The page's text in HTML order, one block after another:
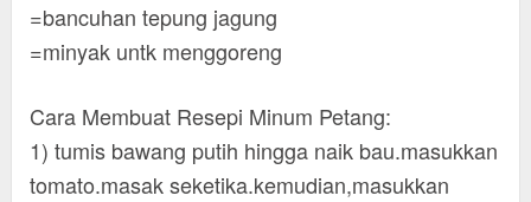
=bancuhan tepung jagung
=minyak untk menggoreng
Cara Membuat Resepi Minum Petang:
1) tumis bawang putih hingga naik bau.masukkan
tomato.masak seketika.kemudian,masukkan